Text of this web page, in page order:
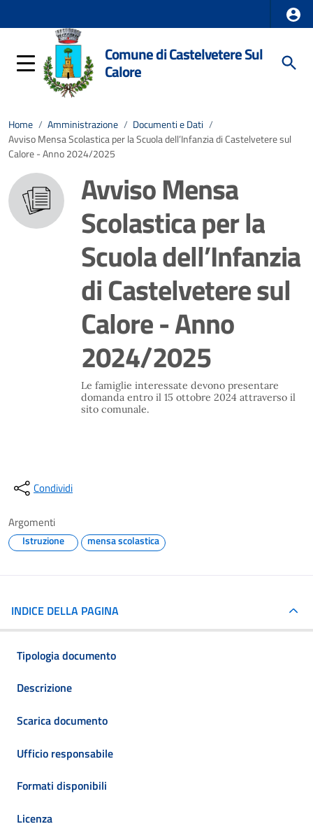
Comune di Castelvetere Sul
Calore
Home / Amministrazione / Documenti e Dati /
Avviso Mensa Scolastica per la Scuola dell’Infanzia di Castelvetere sul
Calore - Anno 2024/2025
Avviso Mensa
Scolastica per la
Scuola dell’Infanzia
di Castelvetere sul
Calore - Anno
2024/2025
Le famiglie interessate devono presentare
domanda entro il 15 ottobre 2024 attraverso il
sito comunale.
Condividi
Argomenti
Istruzione mensa scolastica
INDICE DELLA PAGINA
Tipologia documento
Descrizione
Scarica documento
Ufficio responsabile
Formati disponibili
Licenza